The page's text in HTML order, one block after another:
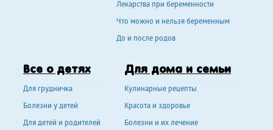
Лекарства при беременности
Что можно и нельзя беременным
До и после родов
Все о детях
Для грудничка
Болезни у детей
Для детей и родителей
Для дома и семьи
Кулинарные рецепты
Красота и здоровье
Болезни и их лечение